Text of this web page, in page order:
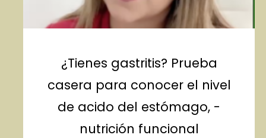
¿Tienes gastritis? Prueba
casera para conocer el nivel
de acido del estómago, -
nutrición funcional